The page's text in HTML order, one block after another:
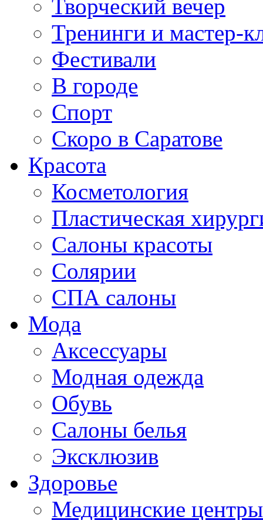
Творческий вечер
Тренинги и мастер-
Фестивали
В городе
Спорт
Скоро в Саратове
Красота
Косметология
Пластическая
Салоны красоты
Солярии
СПА салоны
Мода
Аксессуары
Модная одежда
Обувь
Салоны белья
Эксклюзив
Здоровье
Медицинские центры